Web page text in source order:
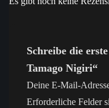
Schreibe die
Tamago Nigiri“
Deine E-Mail-
Erforderliche Felder